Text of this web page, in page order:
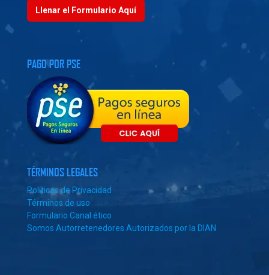
Llenar el Formulario Aquí
PAGO POR PSE
TÉRMINOS LEGALES
Políticas de Privacidad
Términos de uso
Formulario Canal ético
Somos Autorretenedores Autorizados por la DIAN